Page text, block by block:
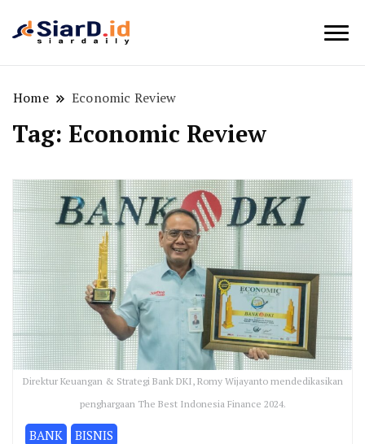
Home Economic Review
Tag: Economic Review
Direktur Keuangan & Strategi Bank DKI, Romy Wijayanto mendedikasikan
penghargaan The Best Indonesia Finance 2024.
BANK BISNIS